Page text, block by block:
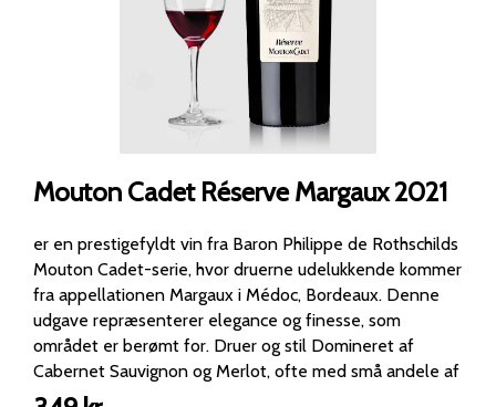
Mouton Cadet Réserve Margaux 2021
er en prestigefyldt vin fra Baron Philippe de Rothschilds
Mouton Cadet-serie, hvor druerne udelukkende kommer
fra appellationen Margaux i Médoc, Bordeaux. Denne
udgave repræsenterer elegance og finesse, som
området er berømt for. Druer og stil Domineret af
Cabernet Sauvignon og Merlot, ofte med små andele af
Cabernet Franc og Petit Verdot. Margaux er kendt for